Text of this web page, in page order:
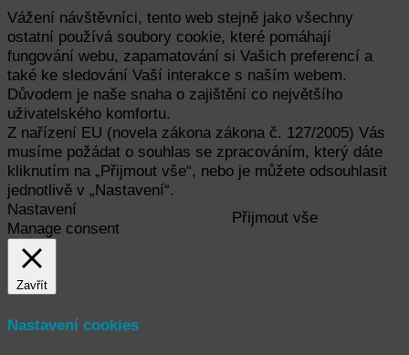
Vážení návštěvníci, tento web stejně jako všechny
ostatní používá soubory cookie, které pomáhají
fungování webu, zapamatování si Vašich preferencí a
také ke sledování Vaší interakce s naším webem.
Důvodem je naše snaha o zajištění co největšího
uživatelského komfortu.
Z nařízení EU (novela zákona zákona č. 127/2005) Vás
musíme požádat o souhlas se zpracováním, který dáte
kliknutím na „Přijmout vše“, nebo je můžete odsouhlasit
jednotlivě v „Nastavení“.
Nastavení
Přijmout vše
Manage consent
Zavřít
Nastavení cookies